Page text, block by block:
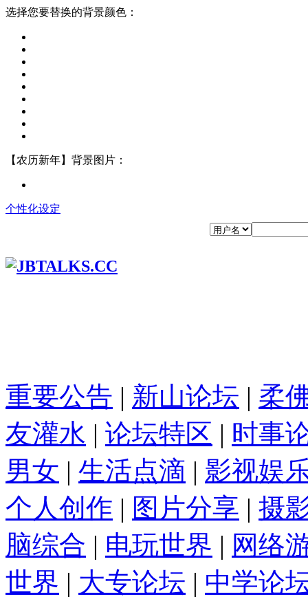
选择您要替换的背景颜色：
【农历新年】背景图片：
个性化设定
重要公告 | 新山论坛 | 柔
友灌水 | 论坛特区 | 时事
男女 | 生活点滴 | 影视娱
个人创作 | 图片分享 | 摄
脑综合 | 电玩世界 | 网络
世界 | 大专论坛 | 中学论